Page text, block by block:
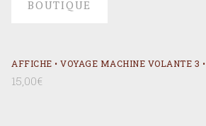
BOUTIQUE
AFFICHE • VOYAGE MACHINE VOLANTE 3 •
15,00€